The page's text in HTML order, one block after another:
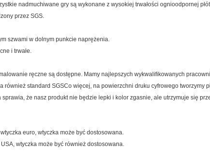
nadmuchiwane gry są wykonane z wysokiej trwałości ognioodpornej
przez SGS.
szwami w dolnym punkcie naprężenia.
i trwałe.
ręczne są dostępne. Mamy najlepszych wykwalifikowanych
również standard SGSCo więcej, na powierzchni druku cyfrowego tworzymy
że nasz produkt nie będzie lepki i kolor zgasnie, ale utrzymuje się
euro, wtyczka może być dostosowana.
wtyczka może być również dostosowana.